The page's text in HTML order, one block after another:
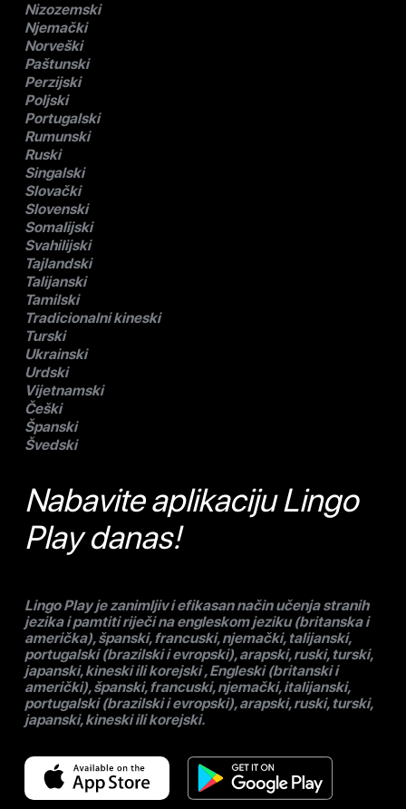
Nizozemski
Njemački
Norveški
Paštunski
Perzijski
Poljski
Portugalski
Rumunski
Ruski
Singalski
Slovački
Slovenski
Somalijski
Svahilijski
Tajlandski
Talijanski
Tamilski
Tradicionalni kineski
Turski
Ukrainski
Urdski
Vijetnamski
Češki
Španski
Švedski
Nabavite aplikaciju Lingo
Play danas!
Lingo Play je zanimljiv i efikasan način učenja stranih
jezika i pamtiti riječi na engleskom jeziku (britanska i
američka), španski, francuski, njemački, talijanski,
portugalski (brazilski i evropski), arapski, ruski, turski,
japanski, kineski ili korejski , Engleski (britanski i
američki), španski, francuski, njemački, italijanski,
portugalski (brazilski i evropski), arapski, ruski, turski,
japanski, kineski ili korejski.